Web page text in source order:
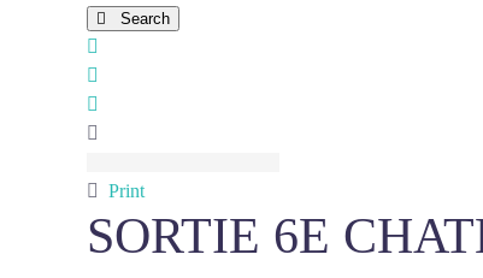
Search
Print
SORTIE 6E